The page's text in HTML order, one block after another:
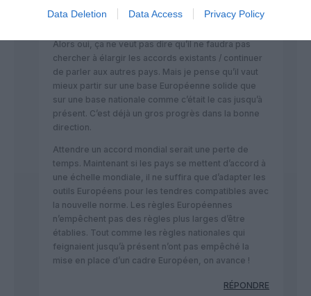
Data Deletion Data Access Privacy Policy
bon point de départ. L’Europe des 27 est déjà un
gros marché intérieur.
Alors oui, ça ne veut pas dire qu’il ne faudra pas
chercher à élargir les accords existants / continuer
de parler aux autres pays. Mais je pense qu’il vaut
mieux partir sur une base Européenne solide que
sur une base nationale comme c’était le cas jusqu’à
présent. C’est déjà un gros progrès dans la bonne
direction.
Attendre un accord mondial serait une perte de
temps. Maintenant si les pays se mettent d’accord à
une échelle mondiale, il ne suffira que d’adapter les
outils Européens pour les tendres compatibles avec
la nouvelle norme. Les règles Européennes
n’empêchent pas des règles plus larges d’être
établies. Tout comme les règles nationales qui
feignaient jusqu’à présent n’ont pas empêché la
mise en place d’un cadre Européen, on avance !
RÉPONDRE